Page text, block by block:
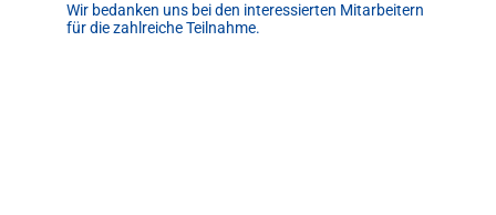
Wir bedanken uns bei den interessierten Mitarbeitern
für die zahlreiche Teilnahme.